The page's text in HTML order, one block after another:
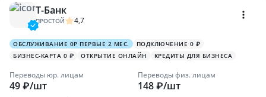
Т-Банк
ПРОСТОЙ 4,7
ОБСЛУЖИВАНИЕ 0Р ПЕРВЫЕ 2 МЕС.
ПОДКЛЮЧЕНИЕ 0 ₽
БИЗНЕС-КАРТА 0 ₽
ОТКРЫТИЕ ОНЛАЙН КРЕДИТЫ ДЛЯ БИЗНЕСА
Переводы юр. лицам
49 ₽/шт
Переводы физ. лицам
148 ₽/шт